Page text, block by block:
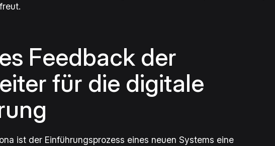
Feedback der
für die digitale
ist der Einführungsprozess eines neuen Systems eine